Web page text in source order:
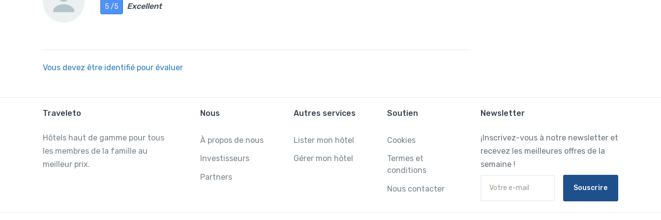
5 /5 Excellent
Vous devez être identifié pour évaluer
Traveleto
Hôtels haut de gamme pour tous
les membres de la famille au
meilleur prix.
Nous
À propos de nous
Investisseurs
Partners
Autres services
Lister mon hôtel
Gérer mon hôtel
Soutien
Cookies
Termes et
conditions
Nous contacter
Newsletter
¡Inscrivez-vous à notre newsletter et
recevez les meilleures offres de la
semaine !
Souscrire